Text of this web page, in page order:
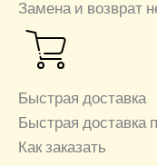
Замена и возврат
Быстрая доставка
Быстрая доставка
Как заказать